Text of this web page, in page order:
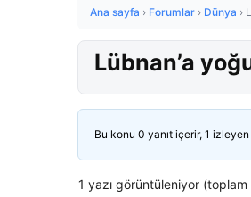
Ana sayfa › Forumlar › Dünya ›
Lübnan’a
Bu konu 0 yanıt içerir, 1
1 yazı görüntüleniyor (toplam